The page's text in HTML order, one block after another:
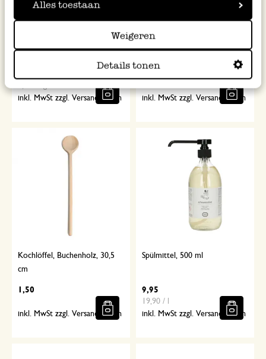
Alles toestaan
Weigeren
Details tonen
Doppelkohlensaures Natrium
(Waschsoda), 1kg
inkl. MwSt zzgl. Versandkosten
Scheuerschwamm, Kokosfasern
inkl. MwSt zzgl. Versandkosten
Kochlöffel, Buchenholz, 30,5
cm
1,50
inkl. MwSt zzgl. Versandkosten
Spülmittel, 500 ml
9,95
19,90 / l
inkl. MwSt zzgl. Versandkosten